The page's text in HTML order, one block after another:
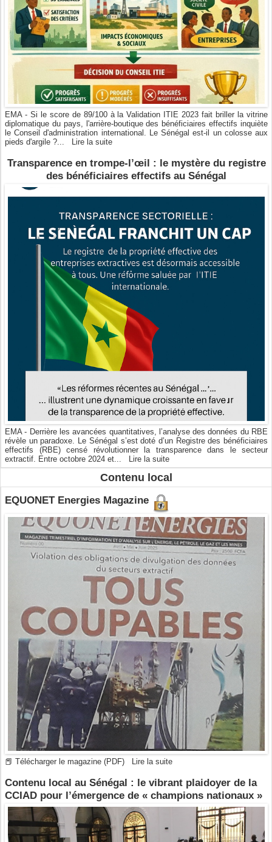
EMA - Si le score de 89/100 à la Validation ITIE 2023 fait briller la vitrine
diplomatique du pays, l'arrière-boutique des bénéficiaires effectifs inquiète
le Conseil d'administration international. Le Sénégal est-il un colosse aux
pieds d'argile ?...
Lire la suite
Transparence en trompe-l’œil : le mystère du registre
des bénéficiaires effectifs au Sénégal
EMA - Derrière les avancées quantitatives, l’analyse des données du RBE
révèle un paradoxe. Le Sénégal s’est doté d’un Registre des bénéficiaires
effectifs (RBE) censé révolutionner la transparence dans le secteur
extractif. Entre octobre 2024 et...
Lire la suite
Contenu local
EQUONET Energies Magazine
📕 Télécharger le magazine (PDF) Lire la suite
Contenu local au Sénégal : le vibrant plaidoyer de la
CCIAD pour l’émergence de « champions nationaux »